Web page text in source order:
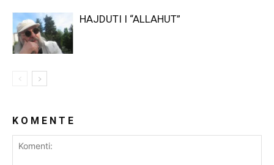
HAJDUTI I “ALLAHUT”
K O M E N T E